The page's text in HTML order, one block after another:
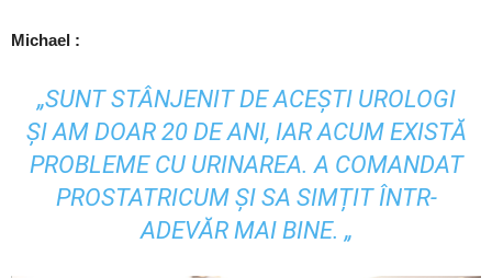
Michael :
„SUNT STÂNJENIT DE ACEȘTI UROLOGI
ȘI AM DOAR 20 DE ANI, IAR ACUM EXISTĂ
PROBLEME CU URINAREA. A COMANDAT
PROSTATRICUM ȘI SA SIMȚIT ÎNTR-
ADEVĂR MAI BINE. „